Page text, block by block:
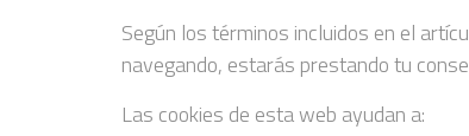
Según los términos incluidos en el
navegando, estarás prestando tu
Las cookies de esta web ayudan a: